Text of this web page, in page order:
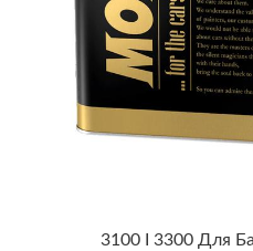
3100 І 3300 Для